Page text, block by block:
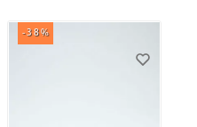
-38%